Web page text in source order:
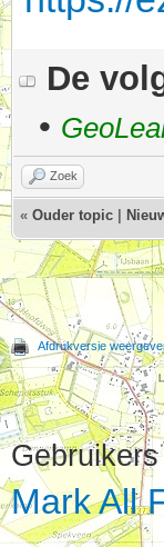
De
•
Zoek
« Ouder topic
Afdrukversie
Mark All